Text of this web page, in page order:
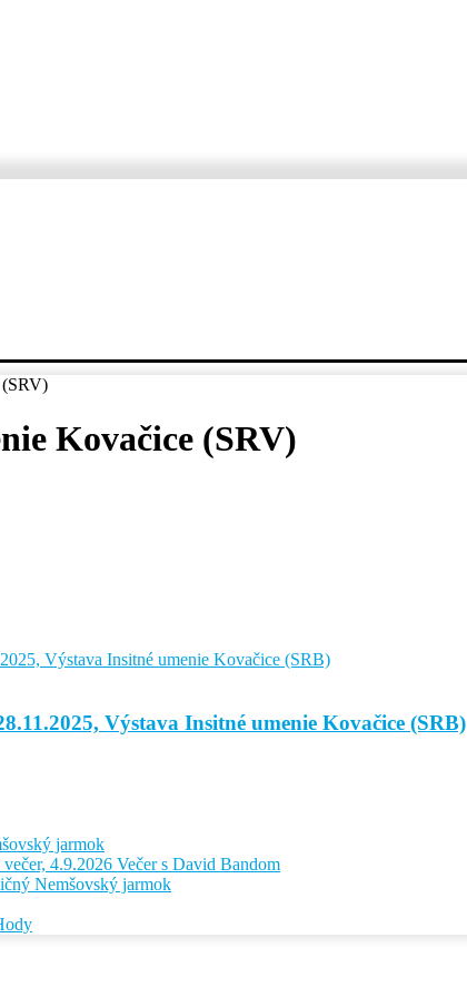
(SRV)
Kovačice (SRV)
Výstava Insitné umenie Kovačice (SRB)
jarmok
4.9.2026 Večer s David Bandom
Nemšovský jarmok